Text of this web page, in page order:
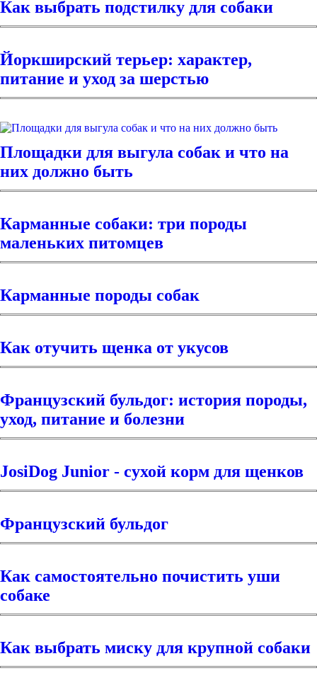
Как выбрать подстилку для собаки
Йоркширский терьер: характер,
питание и уход за шерстью
Площадки для выгула собак и что на
них должно быть
Карманные собаки: три породы
маленьких питомцев
Карманные породы собак
Как отучить щенка от укусов
Французский бульдог: история породы,
уход, питание и болезни
JosiDog Junior - сухой корм для щенков
Французский бульдог
Как самостоятельно почистить уши
собаке
Как выбрать миску для крупной собаки